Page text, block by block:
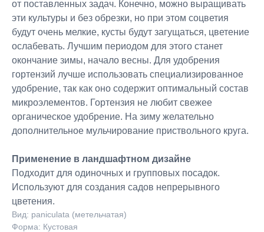
от поставленных задач. Конечно, можно выращивать
эти культуры и без обрезки, но при этом соцветия
будут очень мелкие, кусты будут загущаться, цветение
ослабевать. Лучшим периодом для этого станет
окончание зимы, начало весны. Для удобрения
гортензий лучше использовать специализированное
удобрение, так как оно содержит оптимальный состав
микроэлементов. Гортензия не любит свежее
органическое удобрение. На зиму желательно
дополнительное мульчирование приствольного круга.
Применение в ландшафтном дизайне
Подходит для одиночных и групповых посадок.
Используют для создания садов непрерывного
цветения.
Вид: paniculata (метельчатая)
Форма: Кустовая